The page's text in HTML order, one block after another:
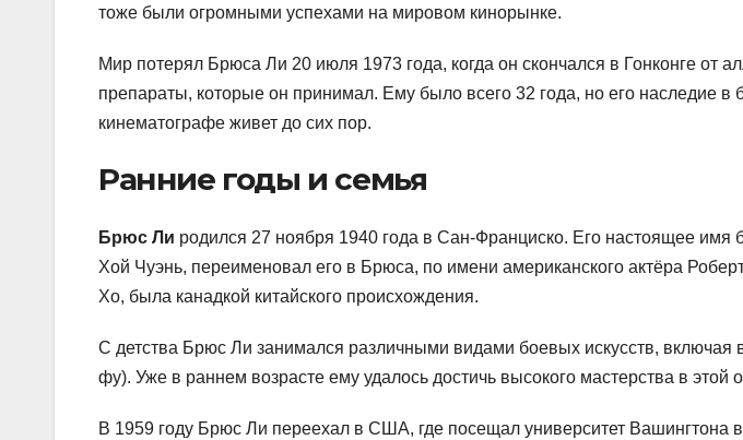
тоже были огромными успехами на мировом кинорынке.
Мир потерял Брюса Ли 20 июля 1973 года, когда он скончался в Гонконге от
препараты, которые он принимал. Ему было всего 32 года, но его наследие в
кинематографе живет до сих пор.
Ранние годы и семья
Брюс Ли родился 27 ноября 1940 года в Сан-Франциско. Его настоящее имя
Хой Чуэнь, переименовал его в Брюса, по имени американского актёра
Хо, была канадкой китайского происхождения.
С детства Брюс Ли занимался различными видами боевых искусств, включая
фу). Уже в раннем возрасте ему удалось достичь высокого мастерства в этой
В 1959 году Брюс Ли переехал в США, где посещал университет Вашингтона